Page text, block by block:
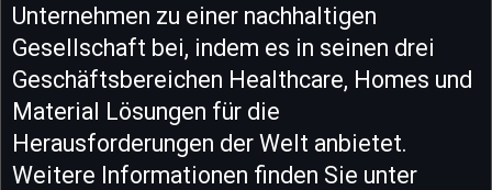
Unternehmen zu einer nachhaltigen
Gesellschaft bei, indem es in seinen drei
Geschäftsbereichen Healthcare, Homes und
Material Lösungen für die
Herausforderungen der Welt anbietet.
Weitere Informationen finden Sie unter